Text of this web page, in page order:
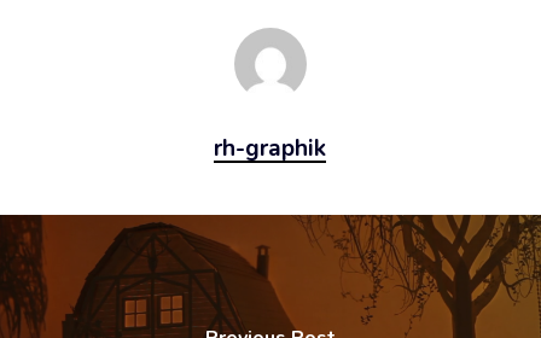
rh-graphik